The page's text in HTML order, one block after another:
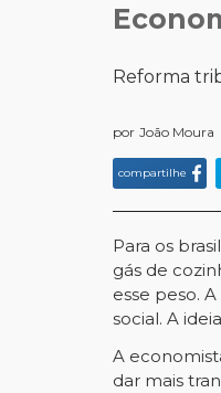
Reforma
por João Moura
compartilhe
Para os
gás de
esse peso.
social. A
A
dar mais